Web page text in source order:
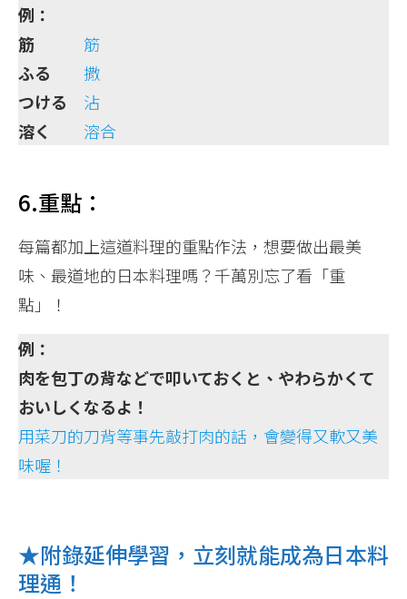
例：
筋
筋
ふる
撒
つける
沾
溶く
溶合
6.重點：
每篇都加上這道料理的重點作法，想要做出最美
味、最道地的日本料理嗎？千萬別忘了看「重
點」！
例：
肉を包丁の背などで叩いておくと、やわらかくて
おいしくなるよ！
用菜刀的刀背等事先敲打肉的話，會變得又軟又美
味喔！
★附錄延伸學習，立刻就能成為日本料
理通！